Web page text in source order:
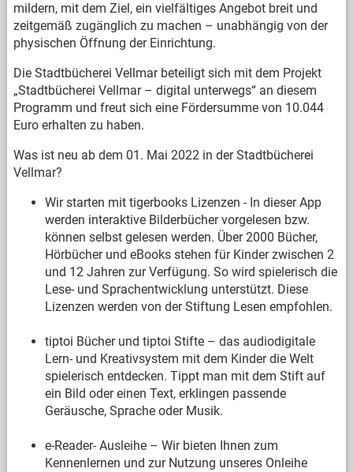
mildern, mit dem Ziel, ein vielfältiges Angebot breit und
zeitgemäß zugänglich zu machen – unabhängig von der
physischen Öffnung der Einrichtung.
Die Stadtbücherei Vellmar beteiligt sich mit dem Projekt
„Stadtbücherei Vellmar – digital unterwegs“ an diesem
Programm und freut sich eine Fördersumme von 10.044
Euro erhalten zu haben.
Was ist neu ab dem 01. Mai 2022 in der Stadtbücherei
Vellmar?
Wir starten mit tigerbooks Lizenzen - In dieser App
werden interaktive Bilderbücher vorgelesen bzw.
können selbst gelesen werden. Über 2000 Bücher,
Hörbücher und eBooks stehen für Kinder zwischen 2
und 12 Jahren zur Verfügung. So wird spielerisch die
Lese- und Sprachentwicklung unterstützt. Diese
Lizenzen werden von der Stiftung Lesen empfohlen.
tiptoi Bücher und tiptoi Stifte – das audiodigitale
Lern- und Kreativsystem mit dem Kinder die Welt
spielerisch entdecken. Tippt man mit dem Stift auf
ein Bild oder einen Text, erklingen passende
Geräusche, Sprache oder Musik.
e-Reader- Ausleihe – Wir bieten Ihnen zum
Kennenlernen und zur Nutzung unseres Onleihe